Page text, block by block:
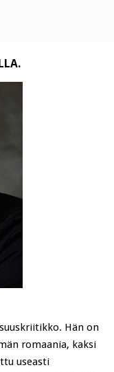
Hän on
romaania, kaksi
useasti